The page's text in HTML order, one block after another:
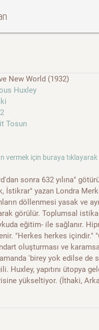
New World (1932)
Huxley
Tosun
vermek için buraya
sonra 632 yılına"
İstikrar" yazan Londra
döllenmesi yasak ve
görülür. Toplumsal
eğitim- ile sağlanır.
"Herkes herkes içindir."
oluşturması ve
'birey yok edilse de
Huxley, yapıtını ütopya
yükseltiyor. (İthaki,